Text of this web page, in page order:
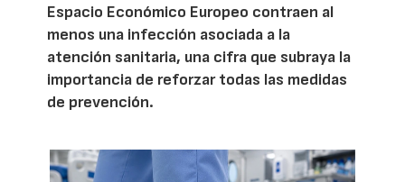
Espacio Económico Europeo contraen al
menos una infección asociada a la
atención sanitaria, una cifra que subraya la
importancia de reforzar todas las medidas
de prevención.